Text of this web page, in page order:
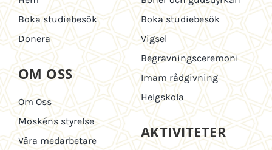
Boka studiebesök
Donera
OM OSS
Om Oss
Moskéns styrelse
Våra medarbetare
Boka studiebesök
Vigsel
Begravningsceremoni
Imam rådgivning
Helgskola
AKTIVITETER